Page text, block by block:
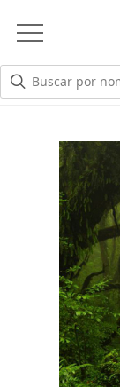
Open
Menu